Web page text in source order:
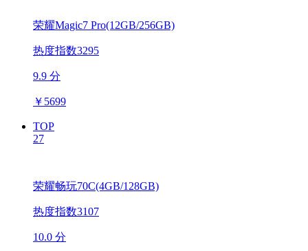
荣耀Magic7 Pro(12GB/256GB)
热度指数3295
9.9 分
￥ 5699
TOP
27
荣耀畅玩70C(4GB/128GB)
热度指数3107
10.0 分